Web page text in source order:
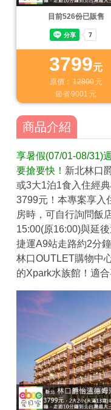
3799元
原價： 12800 元
節省9001 元
目前526份已販售
商品介紹
享暑假(07/01-08/31)
要搶要快！ 新北林口
或3大1泊1食入住經
3799元！本專案享入
房時，可自行詢問飯
15:00(原16:00)與延
捷運A9站走路約2分
林口OUTLET購物中
的Xpark水族館！適